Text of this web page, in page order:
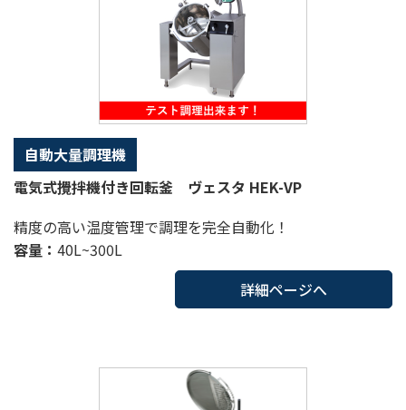
自動大量調理機
電気式攪拌機付き回転釜 ヴェスタ HEK-VP
精度の高い温度管理で調理を完全自動化！
容量： 40L~300L
詳細ページへ